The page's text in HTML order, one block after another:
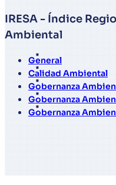
IRESA - Índice
Ambiental
General
Calidad Ambiental
Gobernanza
Gobernanza
Gobernanza